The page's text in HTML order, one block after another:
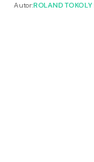
Autor:ROLAND TOKOLY